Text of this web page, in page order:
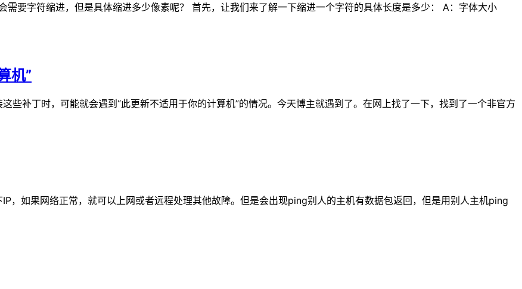
要字符缩进，但是具体缩进多少像素呢？ 首先，让我们来了解一下缩进一个字符的具体长度是多少： A：字体大小
机”
些补丁时，可能就会遇到“此更新不适用于你的计算机”的情况。今天博主就遇到了。在网上找了一下，找到了一个非官方
，如果网络正常，就可以上网或者远程处理其他故障。但是会出现ping别人的主机有数据包返回，但是用别人主机ping